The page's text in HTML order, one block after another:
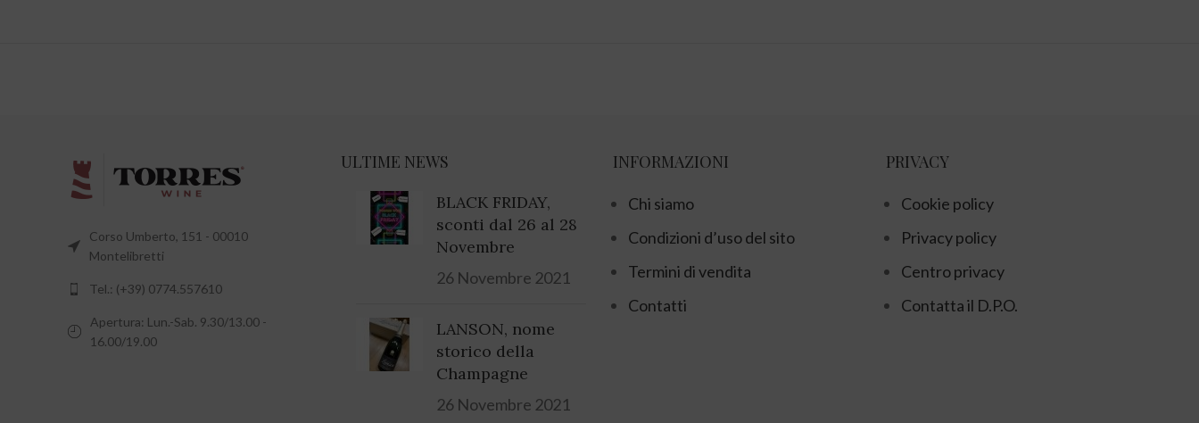
Corso Umberto, 151 - 00010
Montelibretti
Tel.: (+39) 0774.557610
Apertura: Lun.-Sab. 9.30/13.00 -
16.00/19.00
ULTIME NEWS
BLACK FRIDAY,
sconti dal 26 al 28
Novembre
26 Novembre 2021
LANSON, nome
storico della
Champagne
26 Novembre 2021
INFORMAZIONI
Chi siamo
Condizioni d’uso del sito
Termini di vendita
Contatti
PRIVACY
Cookie policy
Privacy policy
Centro privacy
Contatta il D.P.O.